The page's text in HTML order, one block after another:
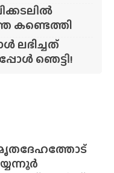
കണ്ടെത്തി
ലഭിച്ചത്
ഞെട്ടി!
മൃതദേഹത്തോട്